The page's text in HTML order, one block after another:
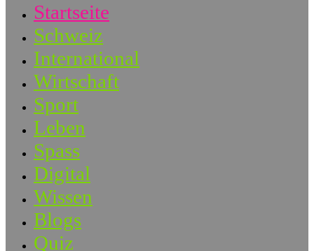
Startseite
Schweiz
International
Wirtschaft
Sport
Leben
Spass
Digital
Wissen
Blogs
Quiz